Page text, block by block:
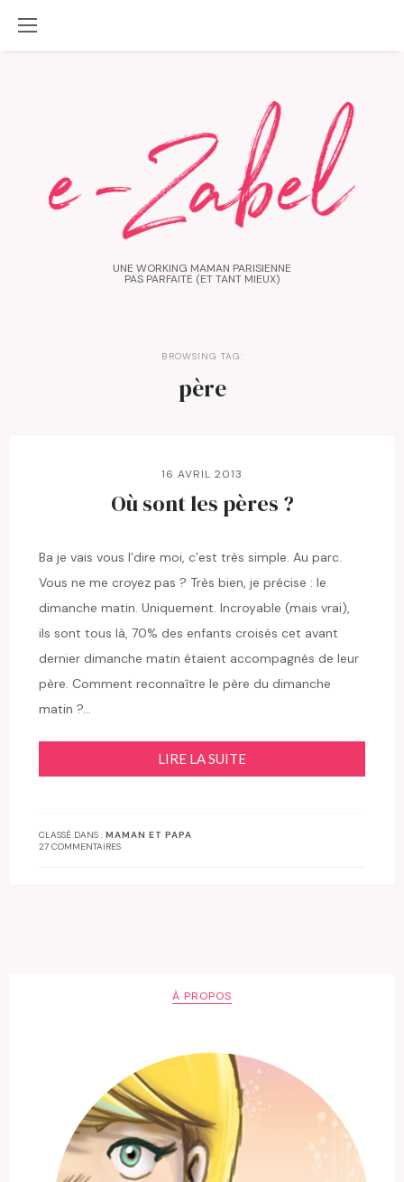
UNE WORKING MAMAN PARISIENNE
PAS PARFAITE (ET TANT MIEUX)
BROWSING TAG:
père
16 AVRIL 2013
Où sont les pères ?
Ba je vais vous l’dire moi, c’est très simple. Au parc.
Vous ne me croyez pas ? Très bien, je précise : le
dimanche matin. Uniquement. Incroyable (mais vrai),
ils sont tous là, 70% des enfants croisés cet avant
dernier dimanche matin étaient accompagnés de leur
père. Comment reconnaître le père du dimanche
matin ?…
LIRE LA SUITE
CLASSÉ DANS :MAMAN ET PAPA
27 COMMENTAIRES
À PROPOS